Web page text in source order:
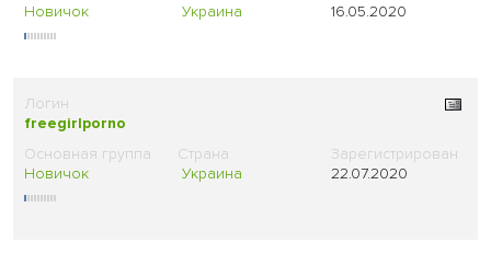
Новичок Украина 16.05.2020
freegirlporno
Новичок Украина 22.07.2020